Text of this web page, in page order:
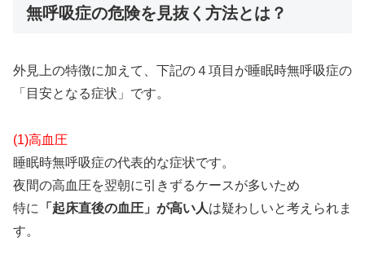
無呼吸症の危険を見抜く方法とは？
外見上の特徴に加えて、下記の４項目が睡眠時無呼吸症の
「目安となる症状」です。
(1)高血圧
睡眠時無呼吸症の代表的な症状です。
夜間の高血圧を翌朝に引きずるケースが多いため
特に
「起床直後の血圧」が高い人は疑わしいと考えられま
す。